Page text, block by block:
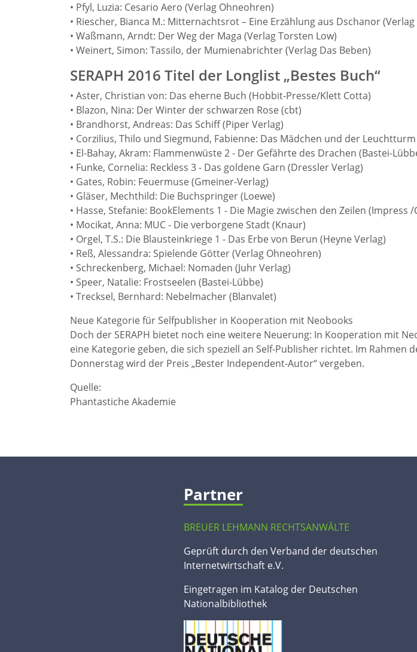
• Pfyl, Luzia: Cesario Aero (Verlag Ohneohren)
• Riescher, Bianca M.: Mitternachtsrot – Eine Erzählung aus Dschanor
• Waßmann, Arndt: Der Weg der Maga (Verlag Torsten Low)
• Weinert, Simon: Tassilo, der Mumienabrichter (Verlag Das Beben)
SERAPH 2016 Titel der Longlist „Bestes Buch“
• Aster, Christian von: Das eherne Buch (Hobbit-Presse/Klett Cotta)
• Blazon, Nina: Der Winter der schwarzen Rose (cbt)
• Brandhorst, Andreas: Das Schiff (Piper Verlag)
• Corzilius, Thilo und Siegmund, Fabienne: Das Mädchen und der
• El-Bahay, Akram: Flammenwüste 2 - Der Gefährte des Drachen (Bastei-
• Funke, Cornelia: Reckless 3 - Das goldene Garn (Dressler Verlag)
• Gates, Robin: Feuermuse (Gmeiner-Verlag)
• Gläser, Mechthild: Die Buchspringer (Loewe)
• Hasse, Stefanie: BookElements 1 - Die Magie zwischen den Zeilen (Impress /
• Mocikat, Anna: MUC - Die verborgene Stadt (Knaur)
• Orgel, T.S.: Die Blausteinkriege 1 - Das Erbe von Berun (Heyne Verlag)
• Reß, Alessandra: Spielende Götter (Verlag Ohneohren)
• Schreckenberg, Michael: Nomaden (Juhr Verlag)
• Speer, Natalie: Frostseelen (Bastei-Lübbe)
• Trecksel, Bernhard: Nebelmacher (Blanvalet)
Neue Kategorie für Selfpublisher in Kooperation mit Neobooks
Doch der SERAPH bietet noch eine weitere Neuerung: In Kooperation mit
eine Kategorie geben, die sich speziell an Self-Publisher richtet. Im Rahmen
Donnerstag wird der Preis „Bester Independent-Autor“ vergeben.
Quelle:
Phantastiche Akademie
Partner
BREUER LEHMANN RECHTSANWÄLTE
Geprüft durch den Verband der deutschen
Internetwirtschaft e.V.
Eingetragen im Katalog der Deutschen
Nationalbibliothek